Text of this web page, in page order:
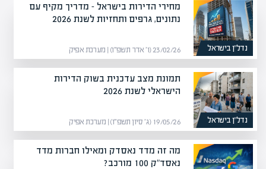
נדל”ן בישראל
מחירי הדירות בישראל – מדריך מקיף עם
נתונים, גרפים ותחזיות לשנת 2026
23/02/26 (ו׳ אדר תשפ״ו) | מערכת אפיק
נדל”ן בישראל
תמונת מצב עדכנית בשוק הדירות
הישראלי לשנת 2026
19/05/26 (ג׳ סיון תשפ״ו) | מערכת אפיק
מה זה מדד נאסדק ומאילו חברות מדד
נאסד"ק 100 מורכב?